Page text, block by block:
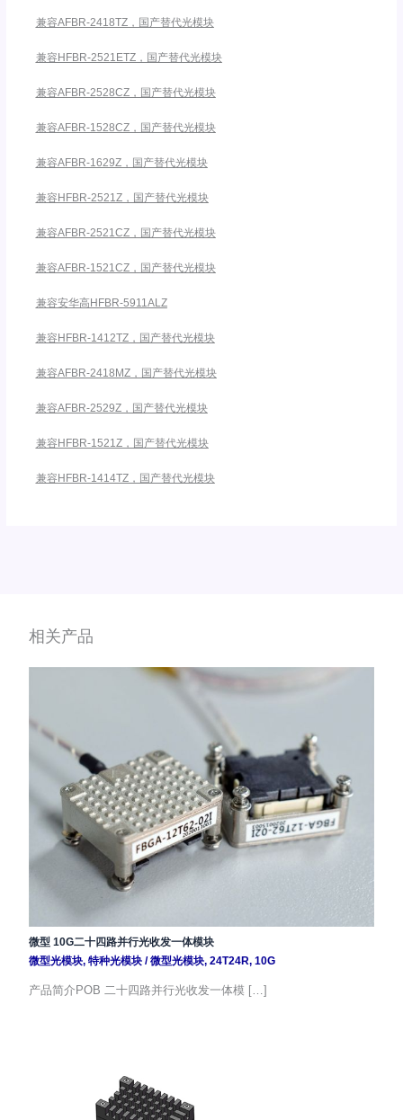
兼容AFBR-2418TZ，国产替代光模块
兼容HFBR-2521ETZ，国产替代光模块
兼容AFBR-2528CZ，国产替代光模块
兼容AFBR-1528CZ，国产替代光模块
兼容AFBR-1629Z，国产替代光模块
兼容HFBR-2521Z，国产替代光模块
兼容AFBR-2521CZ，国产替代光模块
兼容AFBR-1521CZ，国产替代光模块
兼容安华高HFBR-5911ALZ
兼容HFBR-1412TZ，国产替代光模块
兼容AFBR-2418MZ，国产替代光模块
兼容AFBR-2529Z，国产替代光模块
兼容HFBR-1521Z，国产替代光模块
兼容HFBR-1414TZ，国产替代光模块
相关产品
微型 10G二十四路并行光收发一体模块
微型光模块, 特种光模块/微型光模块, 24T24R, 10G
产品简介POB 二十四路并行光收发一体模 […]